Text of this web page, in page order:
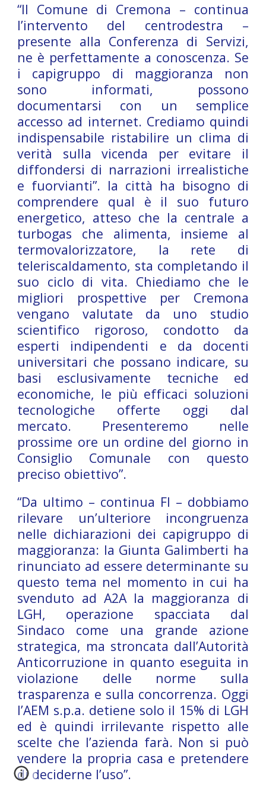
“Il Comune di Cremona – continua
l’intervento del centrodestra –
presente alla Conferenza di Servizi,
ne è perfettamente a conoscenza. Se
i capigruppo di maggioranza non
sono informati, possono
documentarsi con un semplice
accesso ad internet. Crediamo quindi
indispensabile ristabilire un clima di
verità sulla vicenda per evitare il
diffondersi di narrazioni irrealistiche
e fuorvianti”. la città ha bisogno di
comprendere qual è il suo futuro
energetico, atteso che la centrale a
turbogas che alimenta, insieme al
termovalorizzatore, la rete di
teleriscaldamento, sta completando il
suo ciclo di vita. Chiediamo che le
migliori prospettive per Cremona
vengano valutate da uno studio
scientifico rigoroso, condotto da
esperti indipendenti e da docenti
universitari che possano indicare, su
basi esclusivamente tecniche ed
economiche, le più efficaci soluzioni
tecnologiche offerte oggi dal
mercato. Presenteremo nelle
prossime ore un ordine del giorno in
Consiglio Comunale con questo
preciso obiettivo”.
“Da ultimo – continua FI – dobbiamo
rilevare un’ulteriore incongruenza
nelle dichiarazioni dei capigruppo di
maggioranza: la Giunta Galimberti ha
rinunciato ad essere determinante su
questo tema nel momento in cui ha
svenduto ad A2A la maggioranza di
LGH, operazione spacciata dal
Sindaco come una grande azione
strategica, ma stroncata dall’Autorità
Anticorruzione in quanto eseguita in
violazione delle norme sulla
trasparenza e sulla concorrenza. Oggi
l’AEM s.p.a. detiene solo il 15% di LGH
ed è quindi irrilevante rispetto alle
scelte che l’azienda farà. Non si può
vendere la propria casa e pretendere
di deciderne l’uso”.